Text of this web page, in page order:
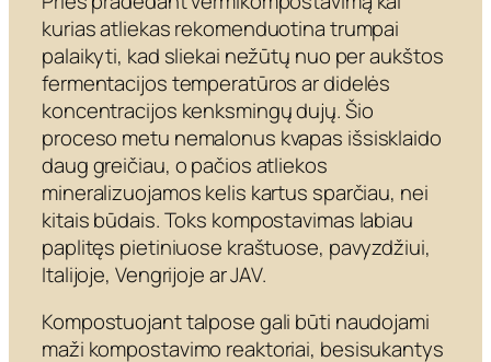
kurias atliekas rekomenduotina trumpai
palaikyti, kad sliekai nežūtų nuo per aukštos
fermentacijos temperatūros ar didelės
koncentracijos kenksmingų dujų. Šio
proceso metu nemalonus kvapas išsisklaido
daug greičiau, o pačios atliekos
mineralizuojamos kelis kartus sparčiau, nei
kitais būdais. Toks kompostavimas labiau
paplitęs pietiniuose kraštuose, pavyzdžiui,
Italijoje, Vengrijoje ar JAV.
Kompostuojant talpose gali būti naudojami
maži kompostavimo reaktoriai, besisukantys